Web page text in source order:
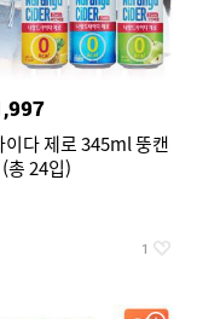
이다 제로 345ml 뚱캔
총 24입)
1